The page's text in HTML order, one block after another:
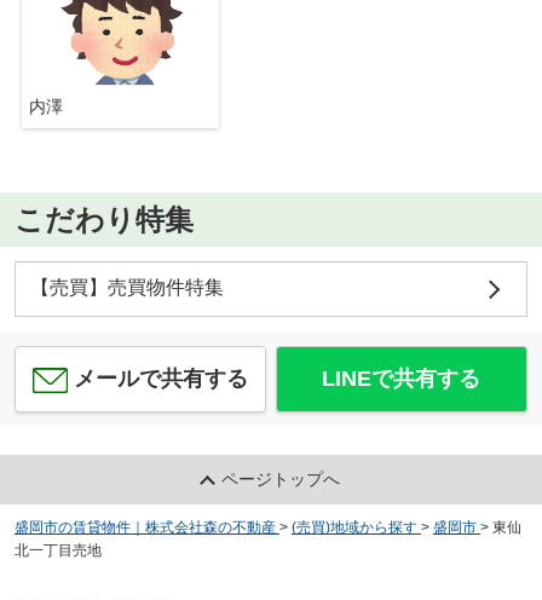
内澤
こだわり特集
【売買】売買物件特集
メールで共有する LINEで共有する
ページトップへ
盛岡市の賃貸物件｜株式会社森の不動産 > (売買)地域から探す > 盛岡市 > 東仙
北一丁目売地